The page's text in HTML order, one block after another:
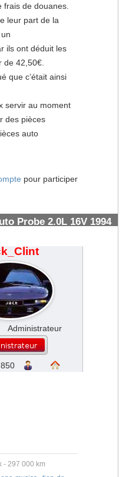
de douanes.
leur part de la
ils ont déduit les
de 42,50€.
que c’était ainsi
servir au moment
des pièces
auto
pour participer
Probe 2.0L 16V 1994
Administrateur
- 297 000 km